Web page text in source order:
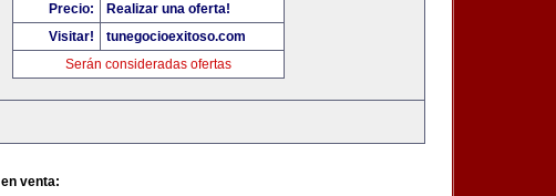
Precio:
Realizar una oferta!
Visitar!
tunegocioexitoso.com
Serán consideradas ofertas
venta: